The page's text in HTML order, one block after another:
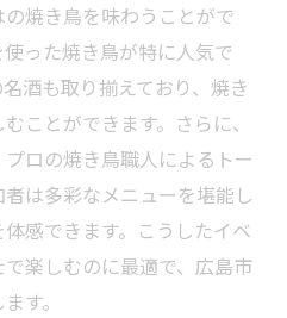
焼き鳥を味わうことがで
った焼き鳥が特に人気で
酒も取り揃えており、焼き
ことができます。さらに、
ロの焼き鳥職人によるトー
は多彩なメニューを堪能し
感できます。こうしたイベ
楽しむのに最適で、広島市
す。